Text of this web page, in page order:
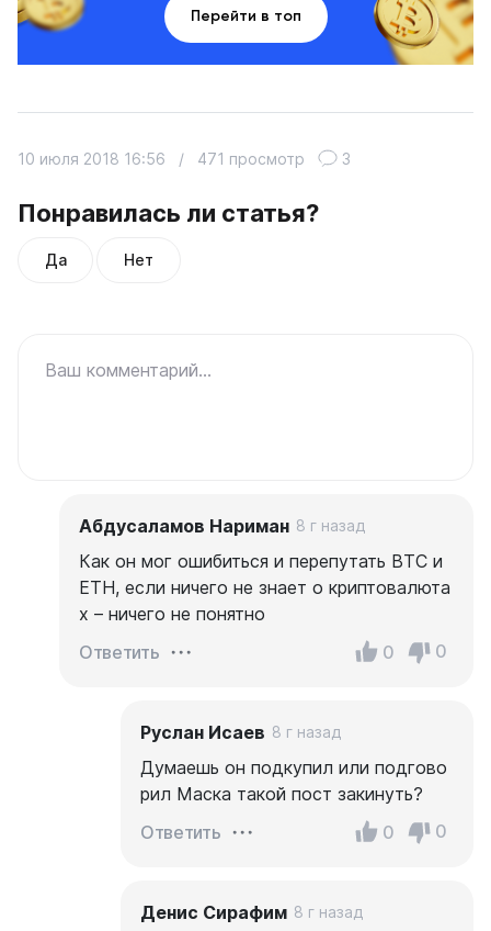
Перейти в топ
Понравилась ли статья?
Да Нет
10 июля 2018 16:56 / 471 просмотр 3
Ваш комментарий...
Абдусаламов Нариман 8 г назад
Как он мог ошибиться и перепутать BTC и
ETH, если ничего не знает о криптовалюта
х – ничего не понятно
Ответить
0 0
Руслан Исаев 8 г назад
Думаешь он подкупил или подгово
рил Маска такой пост закинуть?
Ответить
0 0
Денис Сирафим 8 г назад